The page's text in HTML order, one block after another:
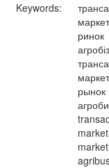
Keywords:
ринок
рынок
market